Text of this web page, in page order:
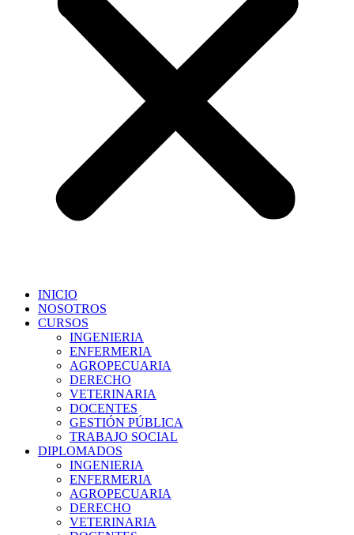
INICIO
NOSOTROS
CURSOS
INGENIERIA
ENFERMERIA
AGROPECUARIA
DERECHO
VETERINARIA
DOCENTES
GESTIÓN PÚBLICA
TRABAJO SOCIAL
DIPLOMADOS
INGENIERIA
ENFERMERIA
AGROPECUARIA
DERECHO
VETERINARIA